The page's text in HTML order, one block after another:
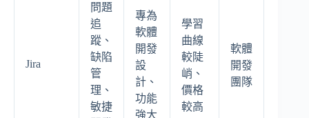
Jira
問題
追
蹤、
缺陷
管
理、
敏捷
專為
軟體
開發
設
計、
功能
強大
學習
曲線
較陡
峭、
價格
較高
軟體
開發
團隊